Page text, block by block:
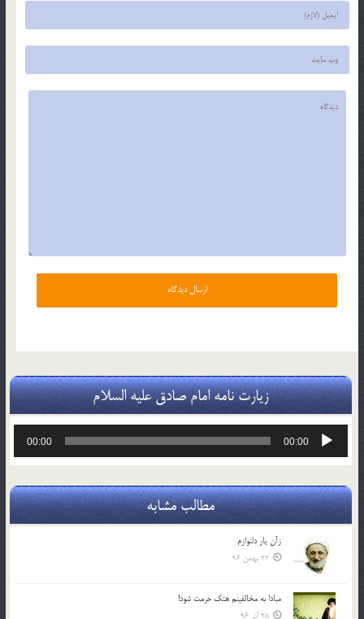
زیارت نامه امام صادق علیه السلام
پخش‌کننده
00:00
00:00
مطالب مشابه
زآن یار دلنوازم
22 بهمن 96
مبادا به مخالفینم هتک حرمت شود!
28 آذر 96